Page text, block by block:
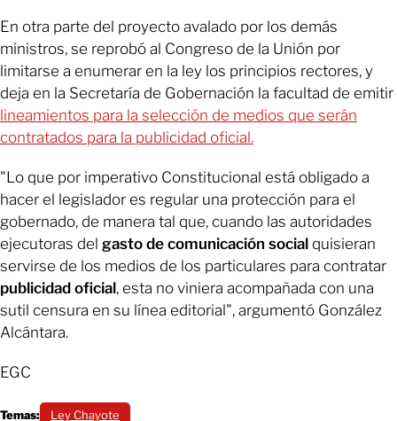
En otra parte del proyecto avalado por los demás
ministros, se reprobó al Congreso de la Unión por
limitarse a enumerar en la ley los principios rectores, y
deja en la Secretaría de Gobernación la facultad de emitir
lineamientos para la selección de medios que serán
contratados para la publicidad oficial.
"Lo que por imperativo Constitucional está obligado a
hacer el legislador es regular una protección para el
gobernado, de manera tal que, cuando las autoridades
ejecutoras del gasto de comunicación social quisieran
servirse de los medios de los particulares para contratar
publicidad oficial, esta no viniera acompañada con una
sutil censura en su línea editorial", argumentó González
Alcántara.
EGC
Temas: Ley Chayote